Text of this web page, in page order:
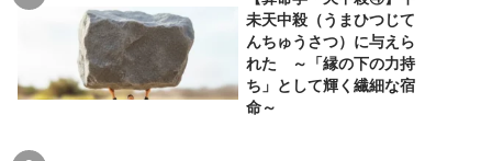
未天中殺（うまひつじて
んちゅうさつ）に与えら
れた ～「縁の下の力持
ち」として輝く繊細な宿
命～